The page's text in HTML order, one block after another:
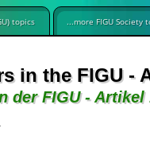
topics ...more FIGU Society
in the FIGU -
der FIGU - Artikel